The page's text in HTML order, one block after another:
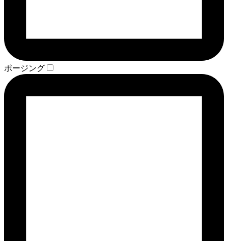
ポージング